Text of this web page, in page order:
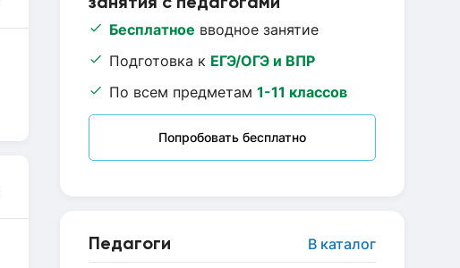
Бесплатное вводное занятие
Подготовка к ЕГЭ/ОГЭ и ВПР
По всем предметам 1-11 классов
Попробовать бесплатно
Педагоги В каталог